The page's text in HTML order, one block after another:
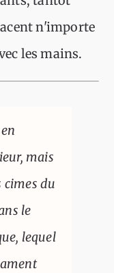
n'importe
les mains.
mais
cimes du
le
lequel